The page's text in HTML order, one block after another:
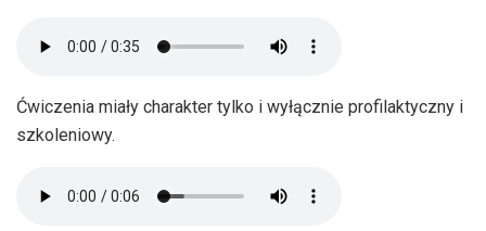
Ćwiczenia miały charakter tylko i wyłącznie profilaktyczny i
szkoleniowy.